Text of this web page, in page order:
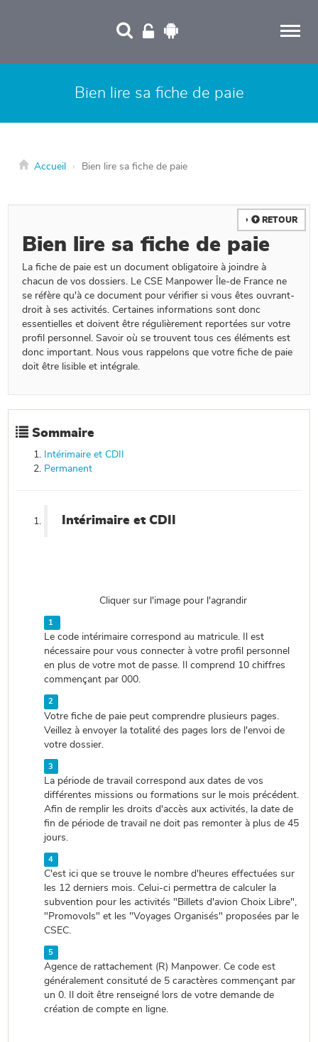
Bien lire sa fiche de paie
Accueil Bien lire sa fiche de paie
Bien lire sa fiche de paie
La fiche de paie est un document obligatoire à joindre à
chacun de vos dossiers. Le CSE Manpower Île-de France ne
se réfère qu'à ce document pour vérifier si vous êtes ouvrant-
droit à ses activités. Certaines informations sont donc
essentielles et doivent être régulièrement reportées sur votre
profil personnel. Savoir où se trouvent tous ces éléments est
donc important. Nous vous rappelons que votre fiche de paie
doit être lisible et intégrale.
RETOUR
Sommaire
Intérimaire et CDII
Permanent
Intérimaire et CDII
Cliquer sur l'image pour l'agrandir
1
Le code intérimaire correspond au matricule. Il est
nécessaire pour vous connecter à votre profil personnel
en plus de votre mot de passe. Il comprend 10 chiffres
commençant par 000.
2
Votre fiche de paie peut comprendre plusieurs pages.
Veillez à envoyer la totalité des pages lors de l'envoi de
votre dossier.
3
La période de travail correspond aux dates de vos
différentes missions ou formations sur le mois précédent.
Afin de remplir les droits d'accès aux activités, la date de
fin de période de travail ne doit pas remonter à plus de 45
jours.
4
C'est ici que se trouve le nombre d'heures effectuées sur
les 12 derniers mois. Celui-ci permettra de calculer la
subvention pour les activités "Billets d'avion Choix Libre",
"Promovols" et les "Voyages Organisés" proposées par le
CSEC.
5
Agence de rattachement (R) Manpower. Ce code est
généralement consituté de 5 caractères commençant par
un 0. Il doit être renseigné lors de votre demande de
création de compte en ligne.